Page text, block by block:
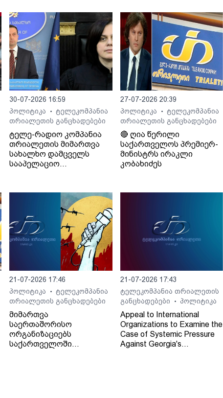
30-07-2026 16:59
პოლიტიკა
• ტელეკომპანია
თრიალეთის განცხადებები
ტელე-რადიო კომპანია
თრიალეთის მიმართვა
სახალხო დამცველს
სააპელაციო
შესახებ
27-07-2026 20:39
პოლიტიკა
• ტელეკომპანია
თრიალეთის განცხადებები
🔴 ღია წერილი
საქართველოს პრემიერ-
მინისტრს ირაკლი
კობახიძეს
21-07-2026 17:46
პოლიტიკა
• ტელეკომპანია
თრიალეთის განცხადებები
მიმართვა
საერთაშორისო
ორგანიზაციებს
საქართველოში
21-07-2026 17:43
ტელეკომპანია თრიალეთის
განცხადებები
• პოლიტიკა
Appeal to International
Organizations to Examine the
Case of Systemic Pressure
Against Georgia's